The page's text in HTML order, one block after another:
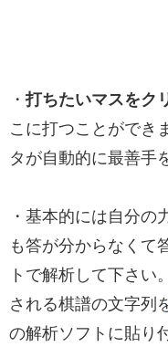
・打ちたいマスをク
こに打つことができ
タが自動的に最善手
・基本的には自分の
も答が分からなくて
トで解析して下さい。
される棋譜の文字列
の解析ソフトに貼り